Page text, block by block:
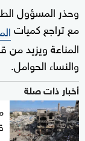
وحذر المسؤول
مع تراجع كميات
المناعة ويزيد من
والنساء الحوامل.
أخبار ذات صلة